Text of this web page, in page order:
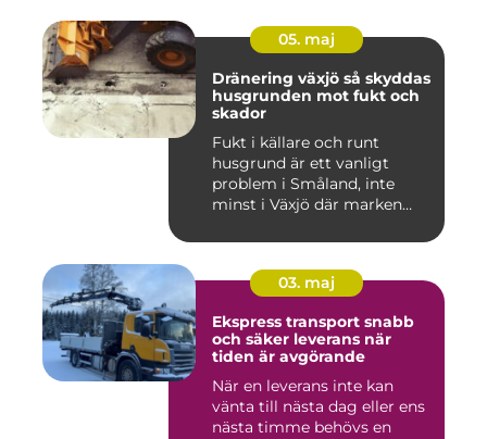
05. maj
Dränering växjö så skyddas
husgrunden mot fukt och
skador
Fukt i källare och runt
husgrund är ett vanligt
problem i Småland, inte
minst i Växjö där marken
03. maj
Ekspress transport snabb
och säker leverans när
tiden är avgörande
När en leverans inte kan
vänta till nästa dag eller ens
nästa timme behövs en